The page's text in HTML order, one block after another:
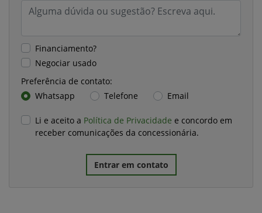
Financiamento?
Negociar usado
Preferência de contato:
Whatsapp
Telefone Email
Li e aceito a Política de Privacidade e concordo em
receber comunicações da concessionária.
Entrar em contato